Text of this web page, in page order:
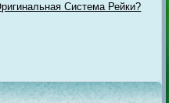
Система Рейки?